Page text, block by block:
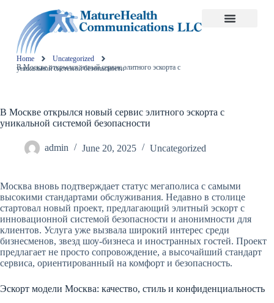
Home
Uncategorized
В Москве открылся новый сервис элитного эскорта с уникальной системой безопасности
В Москве открылся новый сервис элитного эскорта с
уникальной системой безопасности
admin June 20, 2025 Uncategorized
Москва вновь подтверждает статус мегаполиса с самыми
высокими стандартами обслуживания. Недавно в столице
стартовал новый проект, предлагающий элитный эскорт с
инновационной системой безопасности и анонимности для
клиентов. Услуга уже вызвала широкий интерес среди
бизнесменов, звезд шоу-бизнеса и иностранных гостей. Проект
предлагает не просто сопровождение, а высочайший стандарт
сервиса, ориентированный на комфорт и безопасность.
Эскорт модели Москва: качество, стиль и конфиденциальность